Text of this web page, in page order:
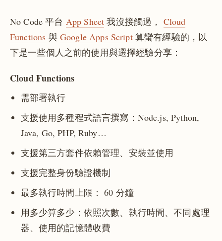
No Code 平台 App Sheet 我沒接觸過， Cloud
Functions 與 Google Apps Script算蠻有經驗的，以
下是一些個人之前的使用與選擇經驗分享：
Cloud Functions
需部署執行
支援使用多種程式語言撰寫：Node.js, Python,
Java, Go, PHP, Ruby…
支援第三方套件依賴管理、安裝並使用
支援完整身份驗證機制
最多執行時間上限： 60 分鐘
用多少算多少：依照次數、執行時間、不同處理
器、使用的記憶體收費